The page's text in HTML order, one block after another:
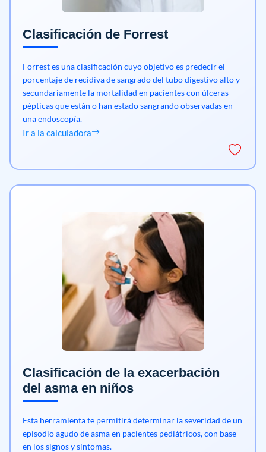
Clasificación de Forrest
Forrest es una clasificación cuyo objetivo es predecir el
porcentaje de recidiva de sangrado del tubo digestivo alto y
secundariamente la mortalidad en pacientes con úlceras
pépticas que están o han estado sangrando observadas en
una endoscopía.
Ir a la calculadora
Clasificación de la exacerbación
del asma en niños
Esta herramienta te permitirá determinar la severidad de un
episodio agudo de asma en pacientes pediátricos, con base
en los signos y síntomas.